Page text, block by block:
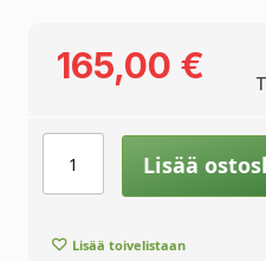
165,00 €
Lisää
Lisää toivelistaan